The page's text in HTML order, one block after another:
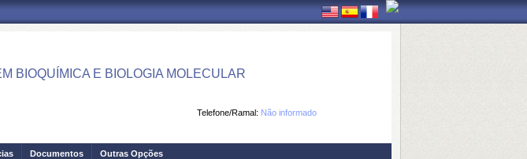
BIOQUÍMICA E BIOLOGIA MOLECULAR
Telefone/Ramal: Não informado
Documentos Outras Opções